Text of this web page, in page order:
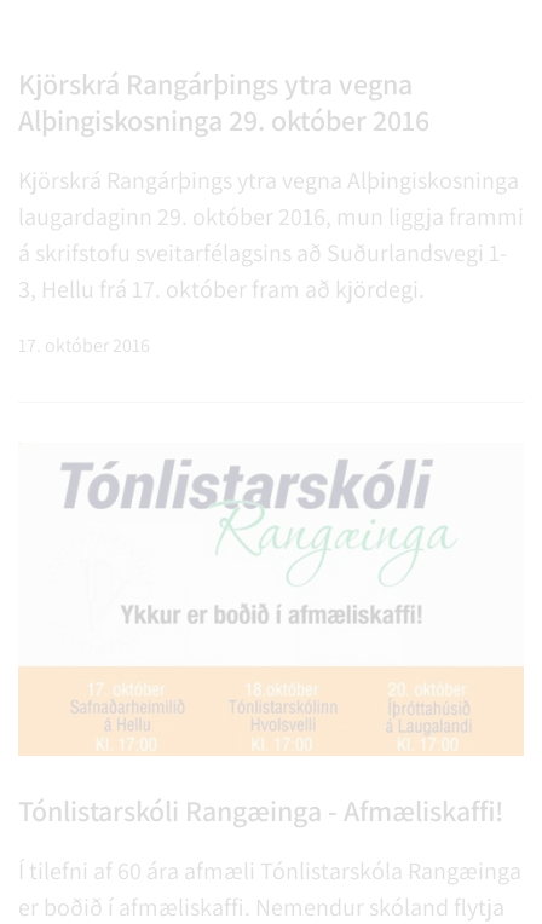
Kjörskrá Rangárþings ytra vegna
Alþingiskosninga 29. október 2016
Kjörskrá Rangárþings ytra vegna Alþingiskosninga
laugardaginn 29. október 2016, mun liggja frammi
á skrifstofu sveitarfélagsins að Suðurlandsvegi 1-
3, Hellu frá 17. október fram að kjördegi.
17. október 2016
Tónlistarskóli Rangæinga - Afmæliskaffi!
Í tilefni af 60 ára afmæli Tónlistarskóla Rangæinga
er boðið í afmæliskaffi. Nemendur skóland flytja